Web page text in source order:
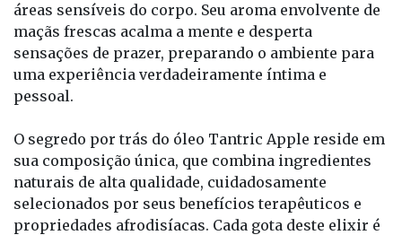
áreas sensíveis do corpo. Seu aroma envolvente de
maçãs frescas acalma a mente e desperta
sensações de prazer, preparando o ambiente para
uma experiência verdadeiramente íntima e
pessoal.
O segredo por trás do óleo Tantric Apple reside em
sua composição única, que combina ingredientes
naturais de alta qualidade, cuidadosamente
selecionados por seus benefícios terapêuticos e
propriedades afrodisíacas. Cada gota deste elixir é